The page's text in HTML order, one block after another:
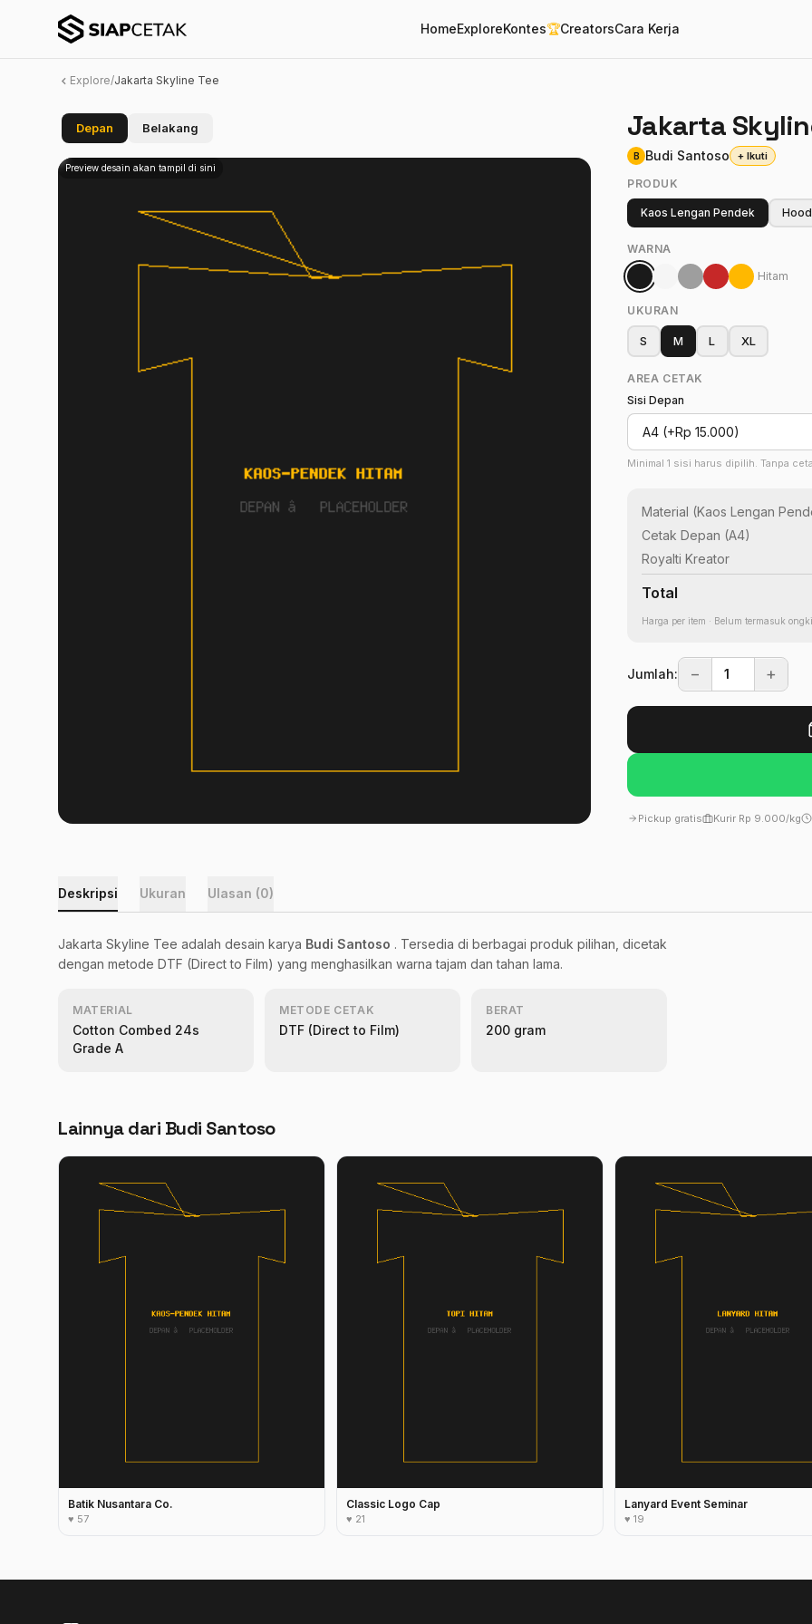
HomeExploreKontes🏆CreatorsCara Kerja
Explore/Jakarta Skyline Tee
Depan Belakang
Preview desain akan tampil di sini
Jakarta
B Budi Santoso + Ikuti
PRODUK
Kaos Lengan Pendek
WARNA
Hitam
UKURAN
S M L XL
AREA CETAK
Sisi Depan
Minimal 1 sisi harus dipilih. Tanpa
Material (Kaos Lengan
Cetak Depan (A4)
Royalti Kreator
Total
Harga per item · Belum termasuk
Jumlah: − +
Pickup gratis Kurir Rp 9.000/kg
Deskripsi Ukuran Ulasan (0)
Jakarta Skyline Tee adalah desain karya Budi Santoso . Tersedia di berbagai produk pilihan, dicetak
dengan metode DTF (Direct to Film) yang menghasilkan warna tajam dan tahan lama.
MATERIAL
Cotton Combed 24s
Grade A
METODE CETAK
DTF (Direct to Film)
BERAT
200 gram
Lainnya dari Budi Santoso
Batik Nusantara Co.
♥ 57
Classic Logo Cap
♥ 21
Lanyard Event Seminar
♥ 19